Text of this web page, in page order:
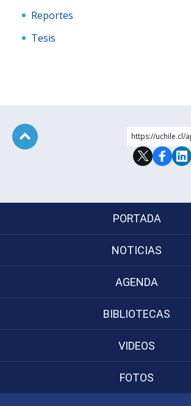
Reportes
Tesis
https://uchile.cl/
PORTADA
NOTICIAS
AGENDA
BIBLIOTECAS
VIDEOS
FOTOS